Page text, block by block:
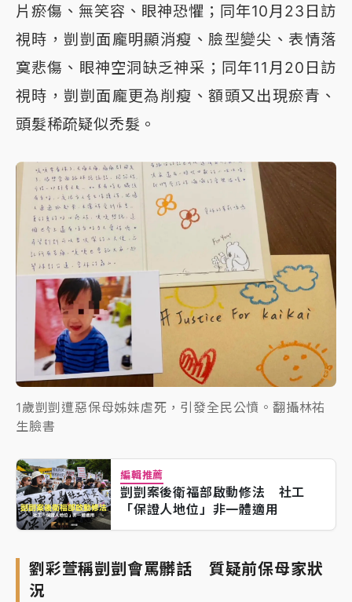
片瘀傷、無笑容、眼神恐懼；同年10月23日訪
視時，剴剴面龐明顯消瘦、臉型變尖、表情落
寞悲傷、眼神空洞缺乏神采；同年11月20日訪
視時，剴剴面龐更為削瘦、額頭又出現瘀青、
頭髮稀疏疑似禿髮。
1歲剴剴遭惡保母姊妹虐死，引發全民公憤。翻攝林祐
生臉書
編輯推薦
剴剴案後衛福部啟動修法 社工
「保證人地位」非一體適用
劉彩萱稱剴剴會罵髒話 質疑前保母家狀
況